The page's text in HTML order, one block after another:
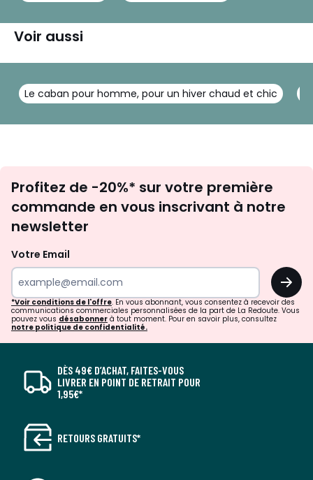
Voir aussi
Le caban pour homme, pour un hiver chaud et chic
newsletter
Profitez de -20%* sur votre première
commande en vous inscrivant à notre
newsletter
Votre Email
OK
*Voir conditions de l'offre. En vous abonnant, vous consentez à recevoir des
communications commerciales personnalisées de la part de La Redoute. Vous
pouvez vous désabonner à tout moment. Pour en savoir plus, consultez
notre politique de confidentialité.
DÈS 49€ D’ACHAT, FAITES-VOUS
LIVRER EN POINT DE RETRAIT POUR
1,95€*
RETOURS GRATUITS*